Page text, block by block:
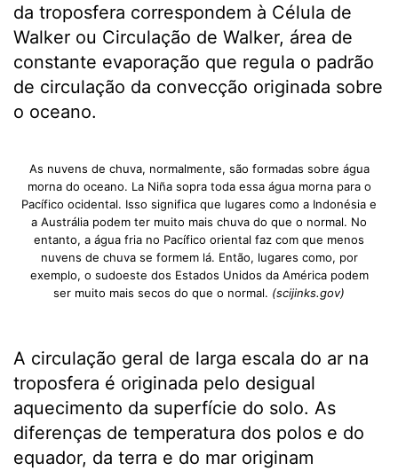
da troposfera correspondem à Célula de
Walker ou Circulação de Walker, área de
constante evaporação que regula o padrão
de circulação da convecção originada sobre
o oceano.
As nuvens de chuva, normalmente, são formadas sobre água
morna do oceano. La Niña sopra toda essa água morna para o
Pacífico ocidental. Isso significa que lugares como a Indonésia e
a Austrália podem ter muito mais chuva do que o normal. No
entanto, a água fria no Pacífico oriental faz com que menos
nuvens de chuva se formem lá. Então, lugares como, por
exemplo, o sudoeste dos Estados Unidos da América podem
ser muito mais secos do que o normal. (scijinks.gov)
A circulação geral de larga escala do ar na
troposfera é originada pelo desigual
aquecimento da superfície do solo. As
diferenças de temperatura dos polos e do
equador, da terra e do mar originam